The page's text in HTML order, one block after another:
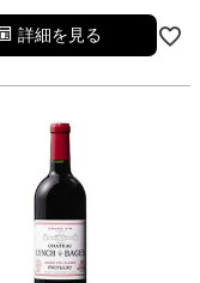
詳細を見る